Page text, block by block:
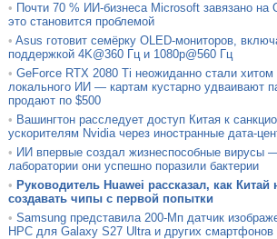
• Почти 70 % ИИ-бизнеса Microsoft завязано
это становится проблемой
• Asus готовит семёрку OLED-мониторов,
поддержкой 4K@360 Гц и 1080p@560 Гц
• GeForce RTX 2080 Ti неожиданно стали хитом
локального ИИ — картам кустарно удваивают
продают по $500
• Вашингтон расследует доступ Китая к
ускорителям Nvidia через иностранные дата-
• ИИ впервые создал жизнеспособные вирусы
лаборатории они успешно поразили бактерии
• Руководитель Huawei рассказал, как Китай
создавать чипы с первой попытки
• Samsung представила 200-Мп датчик
HPC для Galaxy S27 Ultra и других смартфонов